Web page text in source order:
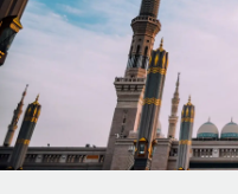
Remote統合
人事機能をワークフロ
プラットフォーム
チームのための人事の
接続 新しい
ミッドマーケット
カスタマイズされた人
企業
大企業向けのグローバ
リサーチおよびガイド
HR用語集
チェックリストおよびテ
Español
Italiano
Português (Portugal)